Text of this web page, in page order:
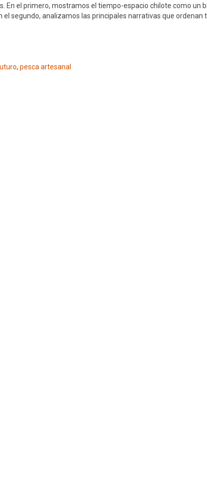
En el primero, mostramos el tiempo-espacio chilote como un
segundo, analizamos las principales narrativas que
, pesca artesanal